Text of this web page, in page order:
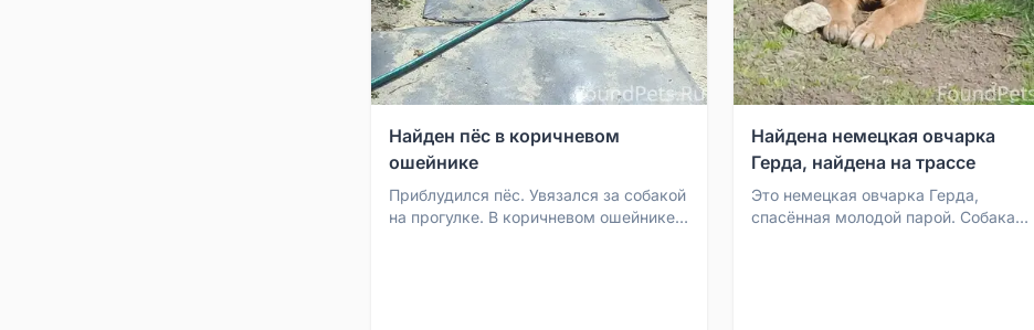
Найден пёс в коричневом
ошейнике
Приблудился пёс. Увязался за собакой
на прогулке. В коричневом ошейнике.
Найдена немецкая овчарка
Герда, найдена на трассе
Это немецкая овчарка Герда,
спасённая молодой парой. Собака